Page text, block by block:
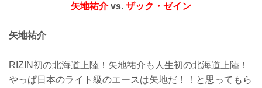
矢地祐介vs. ザック・ゼイン
矢地祐介
RIZIN初の北海道上陸！矢地祐介も人生初の北海道上陸！
やっぱ日本のライト級のエースは矢地だ！！と思ってもら